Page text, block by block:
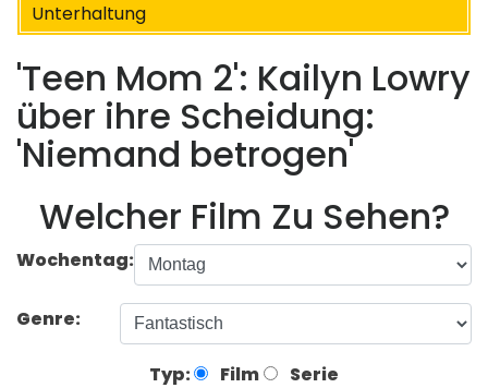
Unterhaltung
'Teen Mom 2': Kailyn Lowry
über ihre Scheidung:
'Niemand betrogen'
Welcher Film Zu Sehen?
Wochentag:
Genre:
Typ: Film Serie